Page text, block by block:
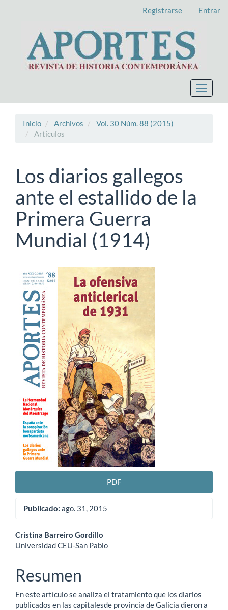
principal
Barra
lateral
Registrarse Entrar
Toggle
Inicio Archivos
Vol. 30 Núm. 88 (2015)
Artículos
Los diarios gallegos
ante el estallido de la
Primera Guerra
Mundial (1914)
Barra
lateral
del
artículo
PDF
Publicado: ago. 31, 2015
Contenido
del
artículo
Cristina Barreiro Gordillo
Universidad CEU-San Pablo
Resumen
En este artículo se analiza el tratamiento que los diarios
publicados en las capitalesde provincia de Galicia dieron a